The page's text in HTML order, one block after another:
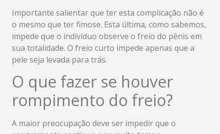
Importante salientar que ter esta complicação não é
o mesmo que ter fimose. Esta última, como sabemos,
impede que o indivíduo observe o freio do pênis em
sua totalidade. O freio curto impede apenas que a
pele seja levada para trás.
O que fazer se houver
rompimento do freio?
A maior preocupação deve ser impedir que o